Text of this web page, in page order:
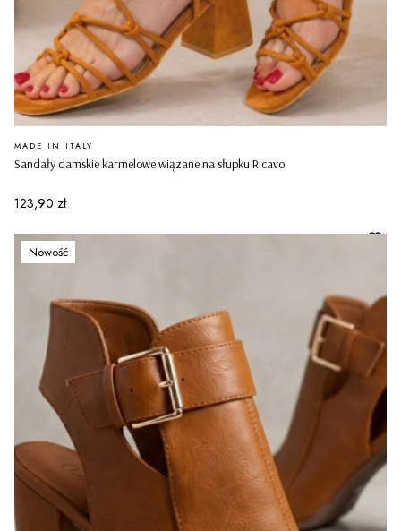
Sandały damskie karmelowe wiązane na słupku Ricavo
PRODUCENT
MADE IN ITALY
Cena
123,90 zł
Nowość